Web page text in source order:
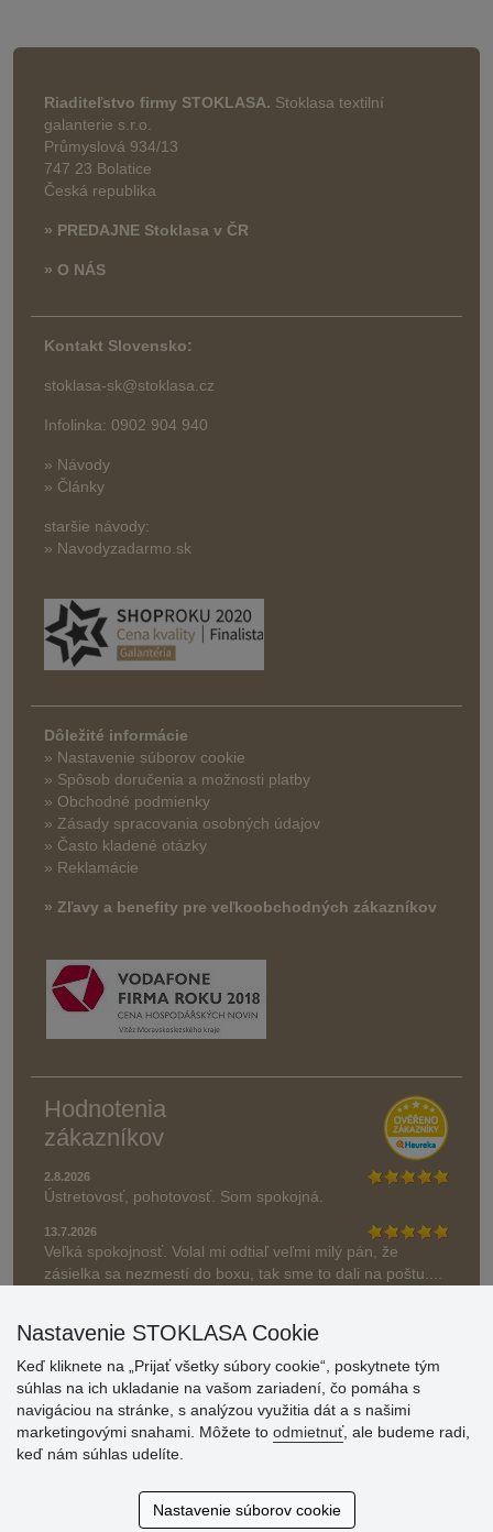
Riaditeľstvo firmy STOKLASA. Stoklasa textilní
galanterie s.r.o.
Průmyslová 934/13
747 23 Bolatice
Česká republika
» PREDAJNE Stoklasa v ČR
» O NÁS
Kontakt Slovensko:
stoklasa-sk@stoklasa.cz
Infolinka: 0902 904 940
» Návody
» Články
staršie návody:
» Navodyzadarmo.sk
Dôležité informácie
» Nastavenie súborov cookie
» Spôsob doručenia a možnosti platby
» Obchodné podmienky
» Zásady spracovania osobných údajov
» Často kladené otázky
» Reklamácie
» Zľavy a benefity pre veľkoobchodných zákazníkov
Hodnotenia
zákazníkov
2.8.2026
Ústretovosť, pohotovosť. Som spokojná.
13.7.2026
Veľká spokojnosť. Volal mi odtiaľ veľmi milý pán, že
zásielka sa nezmestí do boxu, tak sme to dali na poštu....
» Aktuálne 6948 recenzií
Nastavenie STOKLASA Cookie
Keď kliknete na „Prijať všetky súbory cookie“, poskytnete tým
súhlas na ich ukladanie na vašom zariadení, čo pomáha s
navigáciou na stránke, s analýzou využitia dát a s našimi
marketingovými snahami. Môžete to odmietnuť, ale budeme radi,
keď nám súhlas udelíte.
Nastavenie súborov cookie